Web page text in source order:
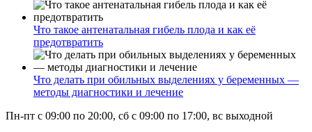
Что такое антенатальная гибель плода и как её
предотвратить
Что делать при обильных выделениях у беременных —
методы диагностики и лечение
Пн-пт с 09:00 по 20:00, сб с 09:00 по 17:00, вс выходной